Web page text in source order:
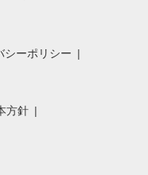
シーポリシー
方針